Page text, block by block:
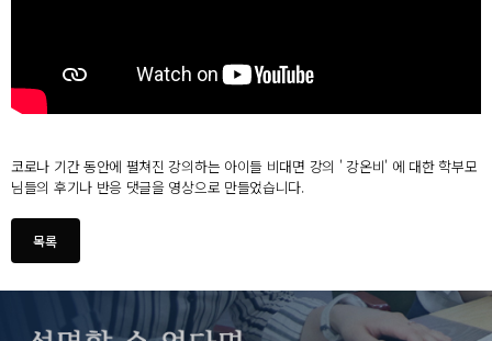
코로나 기간 동안에 펼쳐진 강의하는 아이들 비대면 강의 ' 강온비' 에 대한 학부모
님들의 후기나 반응 댓글을 영상으로 만들었습니다.